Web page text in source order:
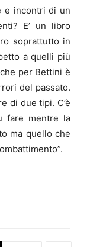
e incontri di un
E’ un libro
soprattutto in
a quelli più
per Bettini è
del passato.
di due tipi. C’è
fare mentre la
ma quello che